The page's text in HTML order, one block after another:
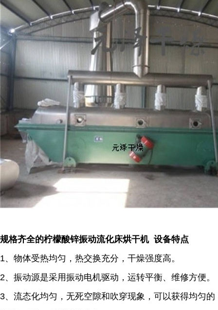
规格齐全的柠檬酸锌振动流化床烘干机 设备特点
1、物体受热均匀，热交换充分，干燥强度高。
2、振动源是采用振动电机驱动，运转平衡、维修方便。
3、流态化均匀，无死空隙和吹穿现象，可以获得均匀的